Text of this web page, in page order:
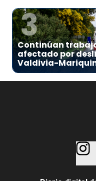
3
Continúan
afectado por
Valdivia-